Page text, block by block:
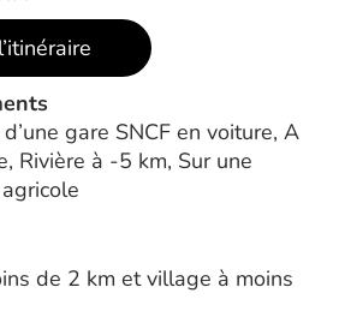
gare SNCF en voiture, A
Rivière à -5 km, Sur une
de 2 km et village à moins